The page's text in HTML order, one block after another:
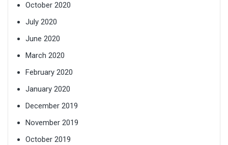
October 2020
July 2020
June 2020
March 2020
February 2020
January 2020
December 2019
November 2019
October 2019